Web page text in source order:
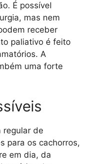
É possível
mas nem
receber
paliativo é feito
A
uma forte
regular de
para os cachorros,
em dia, da